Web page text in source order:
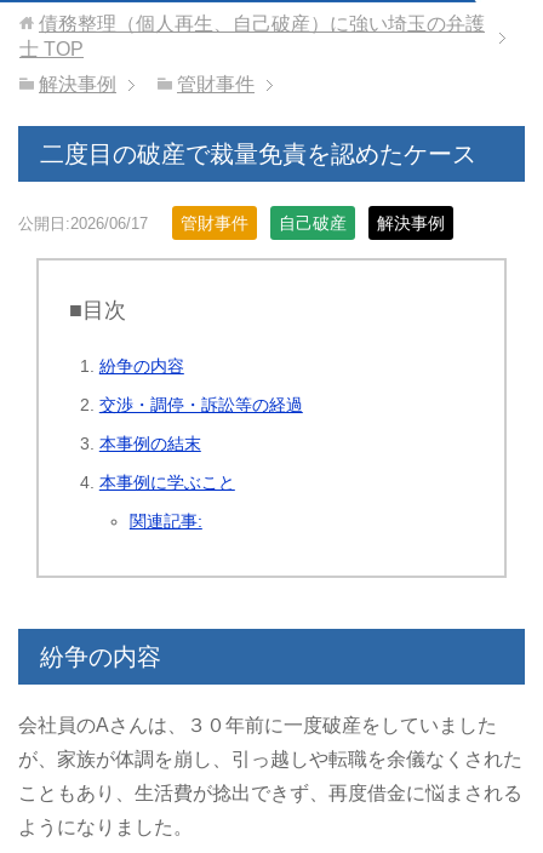
債務整理（個人再生、自己破産）に強い埼玉の弁護
士 TOP
解決事例
管財事件
二度目の破産で裁量免責を認めたケース
公開日:2026/06/17 管財事件 自己破産 解決事例
■目次
紛争の内容
交渉・調停・訴訟等の経過
本事例の結末
本事例に学ぶこと
関連記事:
紛争の内容
会社員のAさんは、３０年前に一度破産をしていました
が、家族が体調を崩し、引っ越しや転職を余儀なくされた
こともあり、生活費が捻出できず、再度借金に悩まされる
ようになりました。